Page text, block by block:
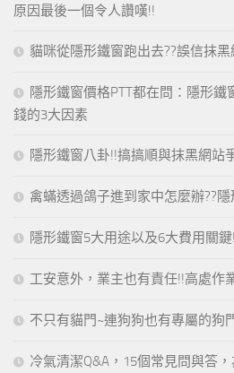
原因最後一個令人讚嘆!!
貓咪從隱形鐵窗跑出去??誤信抹
隱形鐵窗價格PTT都在問：隱形
錢的3大因素
隱形鐵窗八卦!!搞搞順與抹黑網站
禽蟎透過鴿子進到家中怎麼辦??
隱形鐵窗5大用途以及6大費用關鍵
工安意外，業主也有責任!!高處作
不只有貓門~連狗狗也有專屬的狗
冷氣清潔Q&A，15個常見問與答